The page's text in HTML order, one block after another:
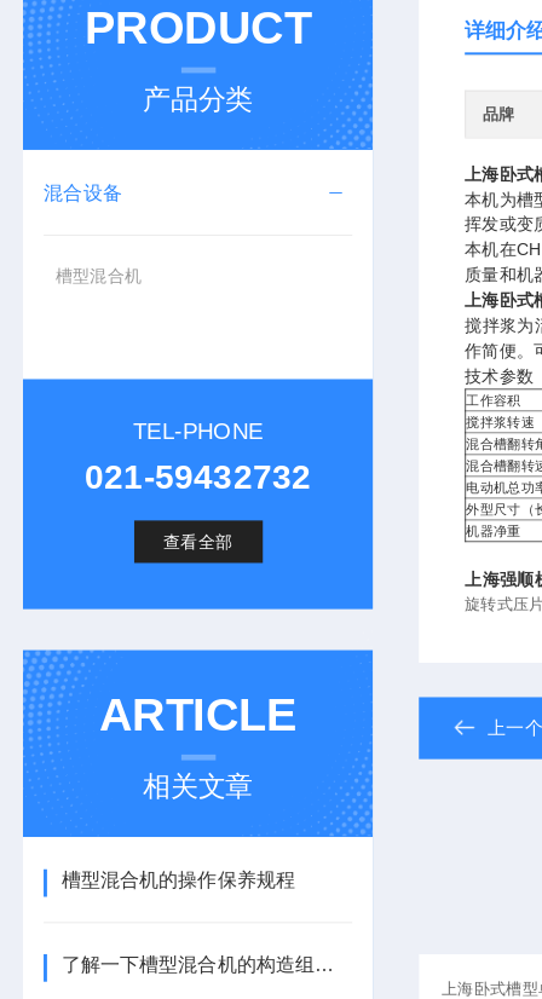
PRODUCT
产品分类
混合设备
槽型混合机
TEL-PHONE
021-59432732
查看全部
ARTICLE
相关文章
槽型混合机的操作保养规程
了解一下槽型混合机的构造组成吧
详细介
品牌
上海卧
本机为槽
挥发或变
本机在
质量和机
上海卧
搅拌浆为
作简便。
技术参数
工作容积
搅拌浆转速
混合槽翻转
混合槽翻转
电动机总功
外型尺寸（
机器净重
上海强顺
旋转式压
上一